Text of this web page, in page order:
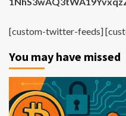
[custom-twitter-feeds]
You may have missed